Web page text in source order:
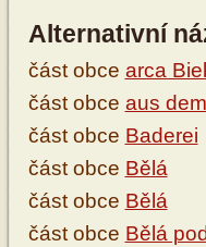
Alternativní
část obce arca
část obce aus
část obce Baderei
část obce Bělá
část obce Bělá
část obce Bělá